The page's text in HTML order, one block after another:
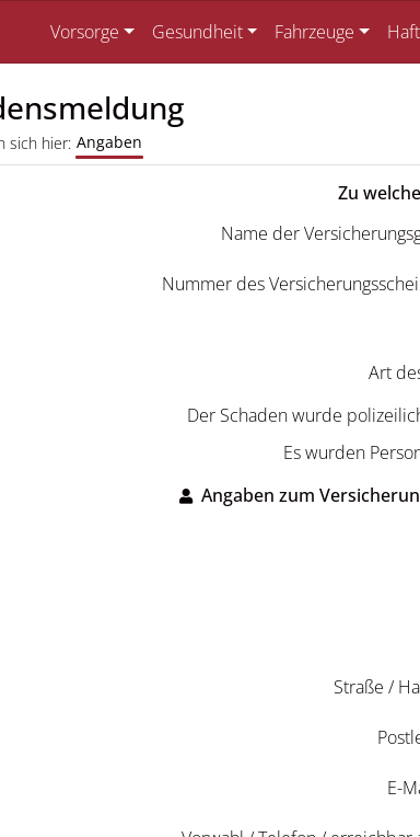
Vorsorge Gesundheit Fahrzeuge
sich hier: Angaben
Zu
Name der
Nummer des
Art
Der Schaden wurde
Es wurden
Angaben zum
Straße /
E-